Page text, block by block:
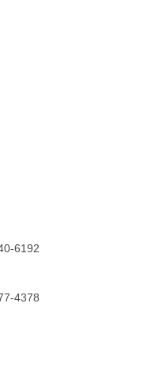
6192
4378